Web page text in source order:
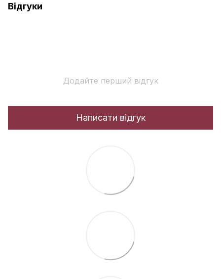
Відгуки
Додайте перший відгук
Написати відгук